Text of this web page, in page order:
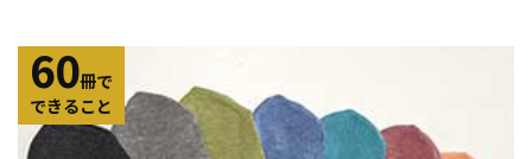
60冊で
できること